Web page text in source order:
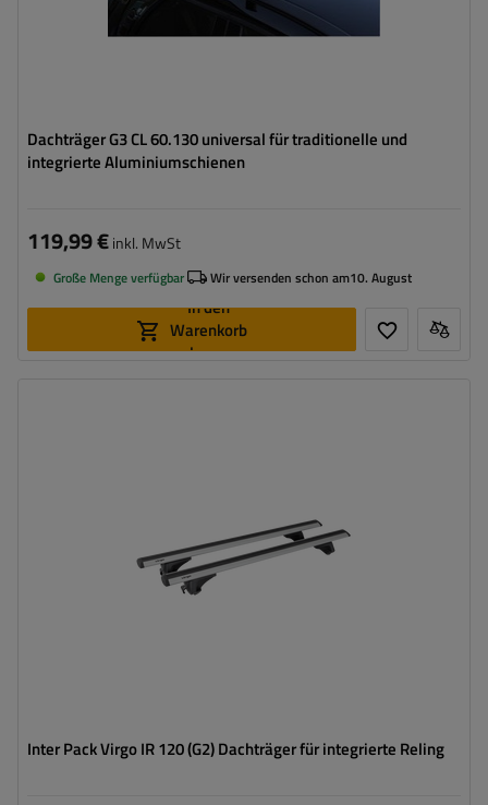
Dachträger G3 CL 60.130 universal für traditionelle und
integrierte Aluminiumschienen
119,99 €inkl. MwSt
Große Menge verfügbar Wir versenden schon am10. August
In den
Warenkorb
legen
Inter Pack Virgo IR 120 (G2) Dachträger für integrierte Reling